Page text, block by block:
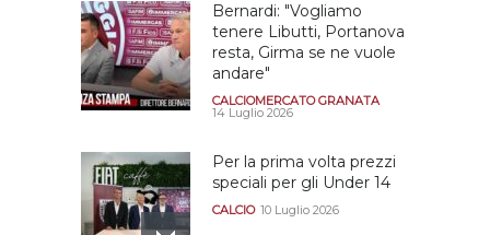
Bernardi: "Vogliamo
tenere Libutti, Portanova
resta, Girma se ne vuole
andare"
CALCIOMERCATO GRANATA
14 Luglio 2026
Per la prima volta prezzi
speciali per gli Under 14
CALCIO 10 Luglio 2026